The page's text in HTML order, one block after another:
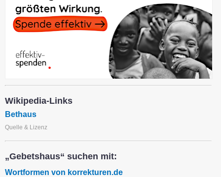
Wikipedia-Links
Bethaus
Quelle & Lizenz
„Gebetshaus“ suchen mit:
Wortformen von korrekturen.de